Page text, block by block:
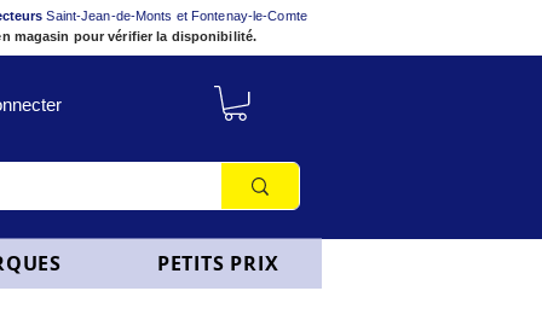
Saint-Jean-de-Monts et Fontenay-le-Comte
magasin pour vérifier la disponibilité.
PETITS PRIX